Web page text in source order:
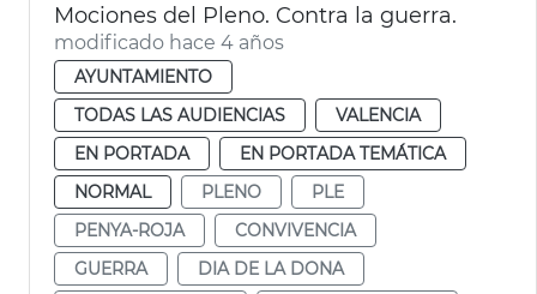
Mociones del Pleno. Contra la guerra.
modificado hace 4 años
AYUNTAMIENTO
TODAS LAS AUDIENCIAS
VALENCIA
EN PORTADA
EN PORTADA TEMÁTICA
NORMAL
PLENO
PLE
PENYA-ROJA
CONVIVENCIA
GUERRA
DIA DE LA DONA